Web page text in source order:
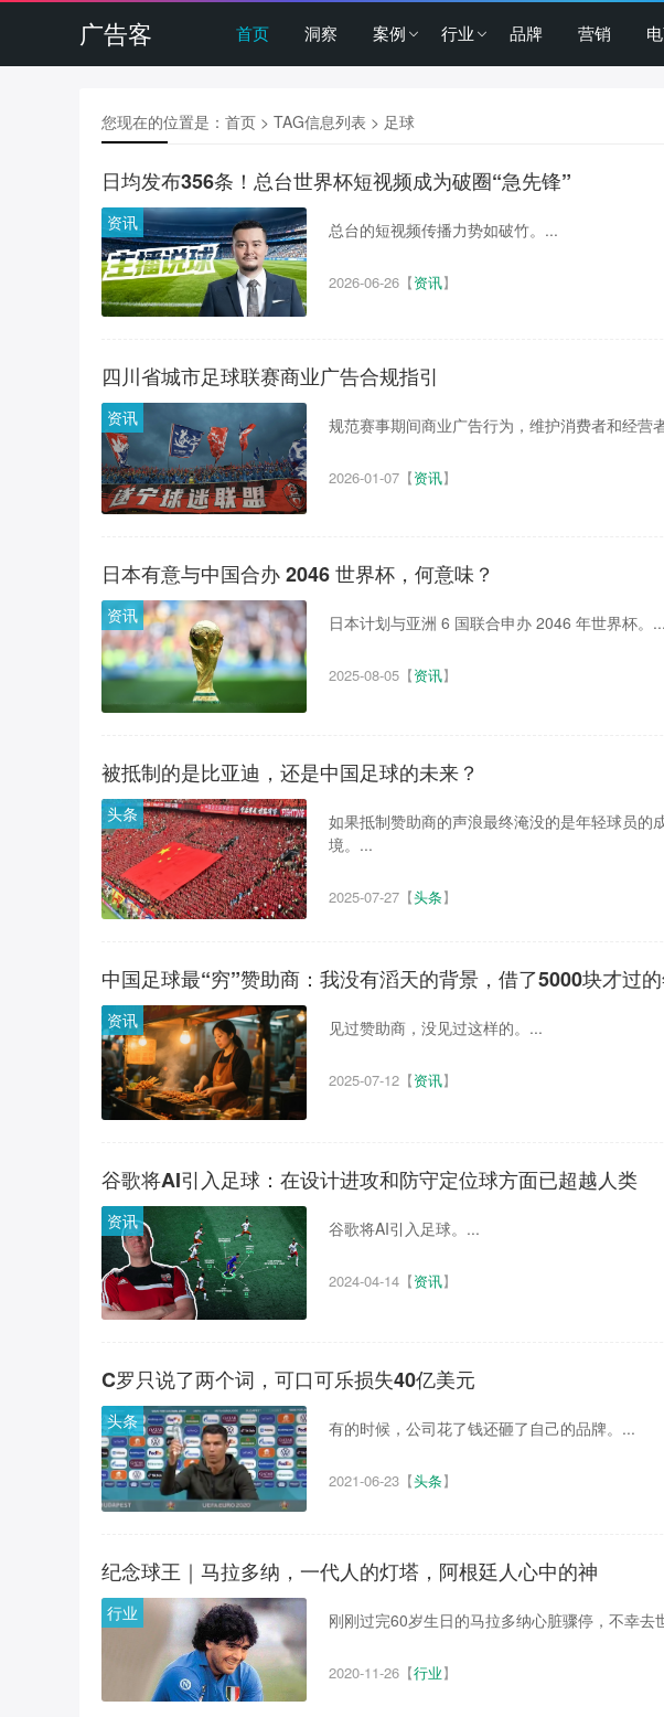
广告客 首页 洞察 案例 行业 品牌 营销
您现在的位置是： 首页 > TAG信息列表 > 足球
日均发布356条！总台世界杯短视频成为破圈“急先锋”
资讯 总台的短视频传播力势如破竹。...
2026-06-26【资讯】
四川省城市足球联赛商业广告合规指引
资讯 规范赛事期间商业广告行为，维护消费者和经营
2026-01-07【资讯】
日本有意与中国合办 2046 世界杯，何意味？
资讯 日本计划与亚洲 6 国联合申办 2046 年世界杯。...
2025-08-05【资讯】
被抵制的是比亚迪，还是中国足球的未来？
头条
如果抵制赞助商的声浪最终淹没的是年轻球员的
境。...
2025-07-27【头条】
中国足球最“穷”赞助商：我没有滔天的背景，借了5000块才过
资讯 见过赞助商，没见过这样的。...
2025-07-12【资讯】
谷歌将AI引入足球：在设计进攻和防守定位球方面已超越人类
资讯 谷歌将AI引入足球。...
2024-04-14【资讯】
C罗只说了两个词，可口可乐损失40亿美元
头条 有的时候，公司花了钱还砸了自己的品牌。...
2021-06-23【头条】
纪念球王｜马拉多纳，一代人的灯塔，阿根廷人心中的神
行业 刚刚过完60岁生日的马拉多纳心脏骤停，不幸去
2020-11-26【行业】